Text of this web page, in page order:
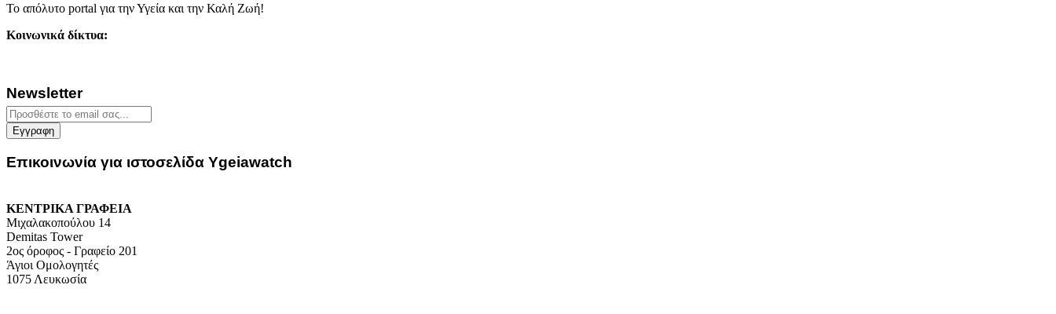
Το απόλυτο portal για την Υγεία και την Καλή Ζωή!
Κοινωνικά δίκτυα:
Newsletter
Επικοινωνία για ιστοσελίδα Ygeiawatch
ΚΕΝΤΡΙΚΑ ΓΡΑΦΕΙΑ
Μιχαλακοπούλου 14
Demitas Tower
2ος όροφος - Γραφείο 201
Άγιοι Ομολογητές
1075 Λευκωσία